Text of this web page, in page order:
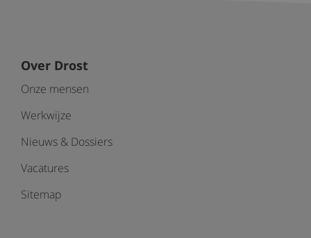
Over Drost
Onze mensen
Werkwijze
Nieuws & Dossiers
Vacatures
Sitemap